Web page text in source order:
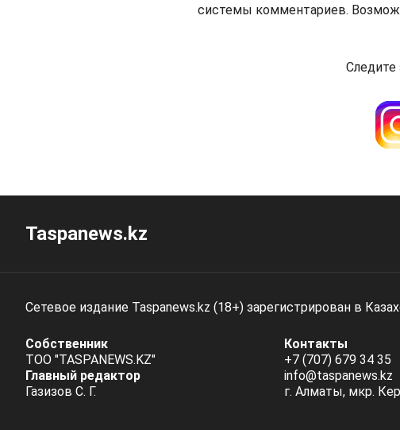
системы комментариев.
Следите
Taspanews.kz
Сетевое издание Taspanews.kz (18+) зарегистрирован в
Собственник
ТОО "TASPANEWS.KZ"
Главный редактор
Газизов С. Г.
Контакты
+7 (707) 679 34 35
info@taspanews.kz
г. Алматы, мкр.